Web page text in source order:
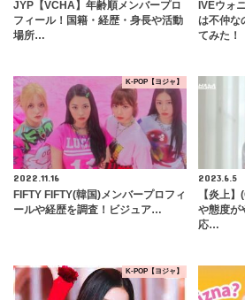
JYP【VCHA】年齢順メンバープロ
フィール！国籍・経歴・身長や活動
場所…
IVEウォ
は不仲な
てみた！
K-POP【ヨジャ】
2022.11.16
FIFTY FIFTY(韓国)メンバープロフィ
ールや経歴を調査！ビジュア…
2023.6.5
【炎上
や態度が
応…
K-POP【ヨジャ】